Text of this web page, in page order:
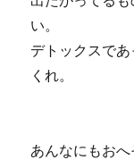
い。
デトックスで
くれ。
あんなにもお